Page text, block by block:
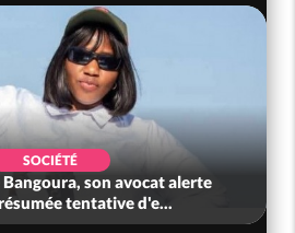
SOCIÉTÉ
son avocat alerte
tentative d'e...